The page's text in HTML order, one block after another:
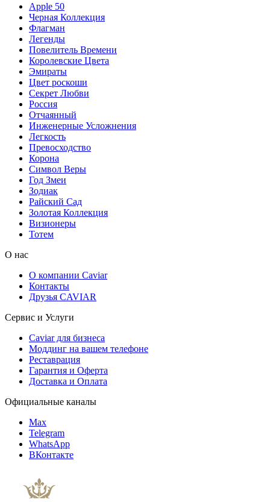
Apple 50
Черная Коллекция
Флагман
Легенды
Повелитель Времени
Королевские Цвета
Эмираты
Цвет роскоши
Секрет Любви
Россия
Отчаянный
Инженерные Усложнения
Легкость
Превосходство
Корона
Символ Веры
Год Змеи
Зодиак
Райский Сад
Золотая Коллекция
Визионеры
Тотем
О нас
О компании Caviar
Контакты
Друзья CAVIAR
Сервис и Услуги
Caviar для бизнеса
Моддинг на вашем телефоне
Реставрация
Гарантия и Оферта
Доставка и Оплата
Официальные каналы
Max
Telegram
WhatsApp
ВКонтакте